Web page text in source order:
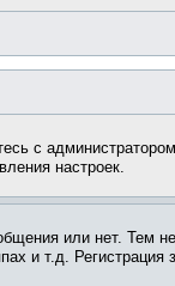
с
настроек.
или нет. Тем
и т.д. Регистрация